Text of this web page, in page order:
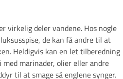
virkelig deler vandene. Hos nogle
de kan få andre til at
Heldigvis kan en let tilberedning
marinader, olier eller andre
til at smage så englene synger.